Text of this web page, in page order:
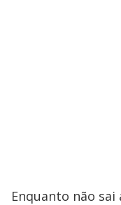
Enquanto não